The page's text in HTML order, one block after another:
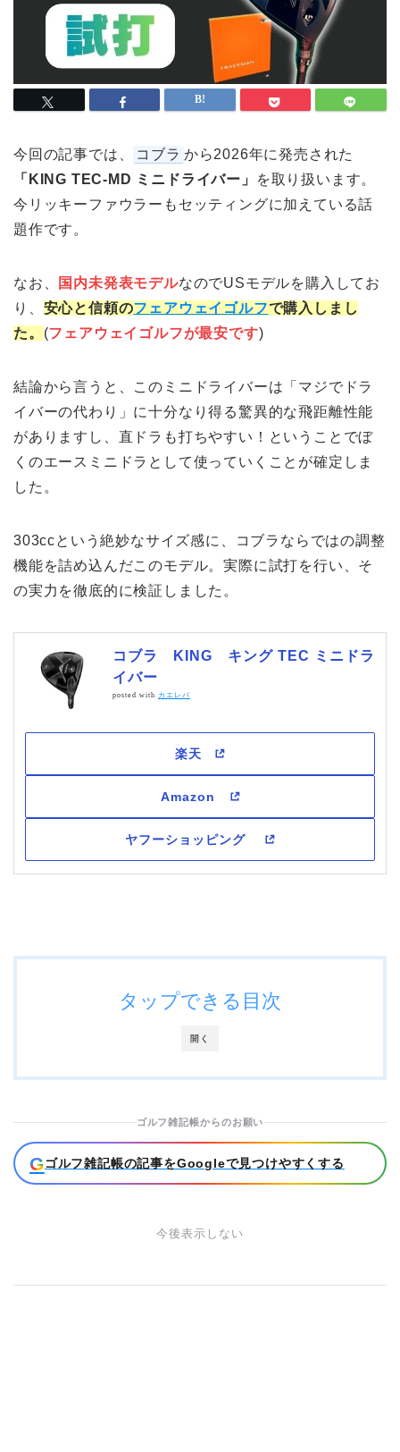
今回の記事では、 コブラ から2026年に発売された
「KING TEC-MD ミニドライバー」
を取り扱います。
今リッキーファウラーもセッティングに加えている話
題作です。
なお、 国内未発表モデルなのでUSモデルを購入してお
り、 安心と信頼のフェアウェイゴルフで購入しまし
た。 (フェアウェイゴルフが最安です)
結論から言うと、このミニドライバーは「マジでドラ
イバーの代わり」に十分なり得る驚異的な飛距離性能
がありますし、直ドラも打ちやすい！ということでぼ
くのエースミニドラとして使っていくことが確定しま
した。
303ccという絶妙なサイズ感に、コブラならではの調整
機能を詰め込んだこのモデル。実際に試打を行い、そ
の実力を徹底的に検証しました。
コブラ KING キング TEC ミニドラ
イバー
posted with カエレバ
開く
タップできる目次
ゴルフ雑記帳からのお願い
Gゴルフ雑記帳の記事をGoogleで見つけやすくする
今後表示しない